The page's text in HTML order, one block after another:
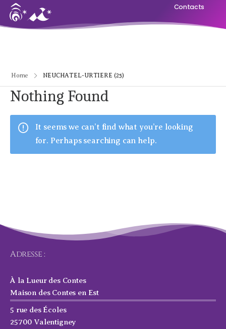
Contacts
Home NEUCHATEL-URTIERE (25)
Nothing Found
It seems we can’t find what you’re looking
for. Perhaps searching can help.
Adresse :
À la Lueur des Contes
Maison des Contes en Est
5 rue des Écoles
25700 Valentigney